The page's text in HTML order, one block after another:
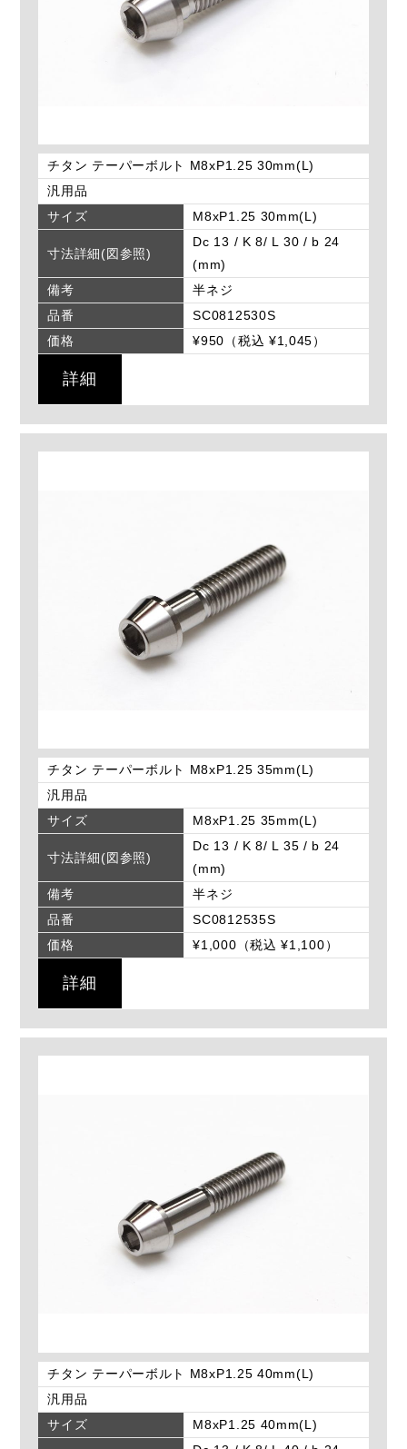
チタン テーパーボルト M8xP1.25 30mm(L)
汎用品
サイズ
M8xP1.25 30mm(L)
寸法詳細(図参照)
Dc 13 / K 8/ L 30 / b 24
(mm)
備考
半ネジ
品番
SC0812530S
価格
¥950（税込 ¥1,045）
詳細
チタン テーパーボルト M8xP1.25 35mm(L)
汎用品
サイズ
M8xP1.25 35mm(L)
寸法詳細(図参照)
Dc 13 / K 8/ L 35 / b 24
(mm)
備考
半ネジ
品番
SC0812535S
価格
¥1,000（税込 ¥1,100）
詳細
チタン テーパーボルト M8xP1.25 40mm(L)
汎用品
サイズ
M8xP1.25 40mm(L)